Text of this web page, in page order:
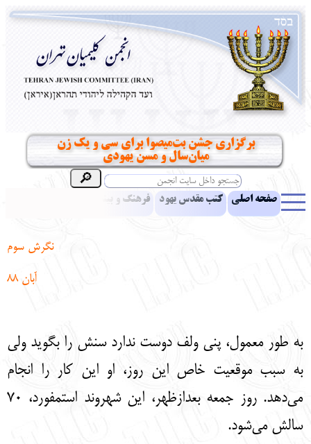
برگزاری جشن بت‌میصوا برای سی و یک زن
میان‌سال و مسن یهودی
صفحه اصلی کتب مقدس یهود فرهنگ و بینش یهود
نگرش سوم
آبان 88
به طور معمول، پنی ولف دوست ندارد سنش را بگوید ولی
به سبب موقعیت خاص این روز، او این کار را انجام
می‌دهد. روز جمعه بعدازظهر، این شهروند استمفورد، 70
سالش می‌شود.